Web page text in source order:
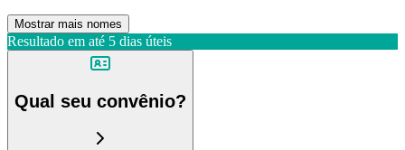
Mostrar mais nomes
Resultado em até 5 dias úteis
Qual seu convênio?